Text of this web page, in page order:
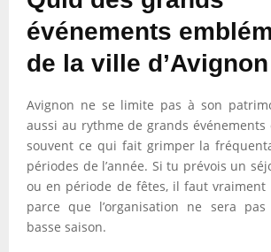
événements
de la ville
Avignon ne se limite pas à son
aussi au rythme de grands événements
souvent ce qui fait grimper la
périodes de l’année. Si tu prévois un
ou en période de fêtes, il faut vraiment
parce que l’organisation ne sera pas
basse saison.